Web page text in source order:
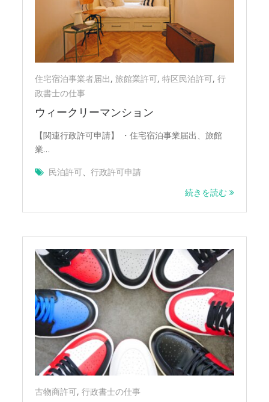
住宅宿泊事業者届出,旅館業許可,特区民泊許可,行
政書士の仕事
ウィークリーマンション
【関連行政許可申請】 ・住宅宿泊事業届出、旅館
業…
民泊許可、行政許可申請
続きを読む
古物商許可,行政書士の仕事